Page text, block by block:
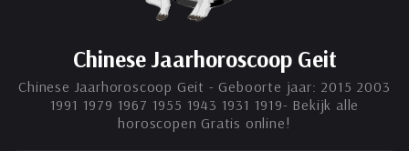
Chinese Jaarhoroscoop Geit
Chinese Jaarhoroscoop Geit - Geboorte jaar: 2015 2003
1991 1979 1967 1955 1943 1931 1919- Bekijk alle
horoscopen Gratis online!